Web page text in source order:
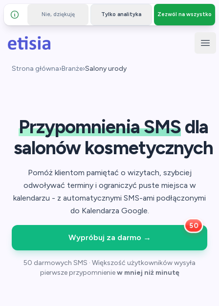
Szczegóły i prywatność
Nie, dziękuję Tylko analityka Zezwól na wszystko
Przejdź do głównej treści
Etisia
Strona główna›Branże›Salony urody
Przypomnienia SMSdla
salonów kosmetycznych
Pomóż klientom pamiętać o wizytach, szybciej
odwoływać terminy i ograniczyć puste miejsca w
kalendarzu - z automatycznymi SMS-ami podłączonymi
do Kalendarza Google.
Wypróbuj za darmo →
50 darmowych SMS · Większość użytkowników wysyła
pierwsze przypomnieniew mniej niż minutę